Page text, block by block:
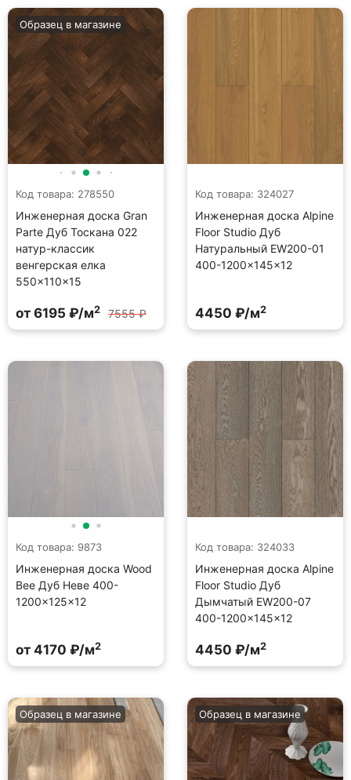
Код товара: 278550
Инженерная доска Gran
Parte Дуб Тоскана 022
натур-классик
венгерская елка
550×110×15
Образец в магазине
от 6195 ₽/м2 7555 ₽
Код товара: 324027
Инженерная доска Alpine
Floor Studio Дуб
Натуральный EW200-01
400-1200×145×12
4450 ₽/м2
Код товара: 9873
Инженерная доска Wood
Bee Дуб Неве 400-
1200×125×12
от 4170 ₽/м2
Код товара: 324033
Инженерная доска Alpine
Floor Studio Дуб
Дымчатый EW200-07
400-1200×145×12
4450 ₽/м2
Образец в магазине Образец в магазине